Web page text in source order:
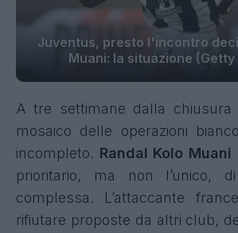
Juventus, presto l'incontro
Muani: la situazione (Getty
A tre settimane dalla chiusura
mosaico delle operazioni
incompleto. Randal Kolo Muani
prioritario, ma non l’unico, di
complessa. L’attaccante
rifiutare proposte da altri club,